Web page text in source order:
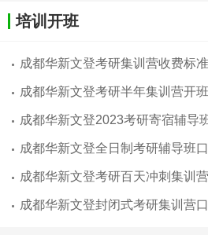
培训开班
成都华新文登考研集训营收费标准
成都华新文登考研半年集训营开
成都华新文登2023考研寄宿辅导
成都华新文登全日制考研辅导班
成都华新文登考研百天冲刺集训
成都华新文登封闭式考研集训营